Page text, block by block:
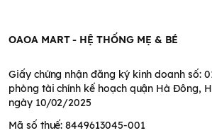
OAOA MART - HỆ THỐNG MẸ & BÉ
Giấy chứng nhận đăng ký kinh doanh số:
phòng tài chính kế hoạch quận Hà Đông,
ngày 10/02/2025
Mã số thuế: 8449613045-001